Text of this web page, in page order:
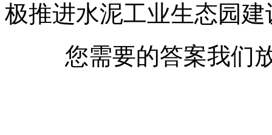
极推进水泥工业生态园
您需要的答案我们